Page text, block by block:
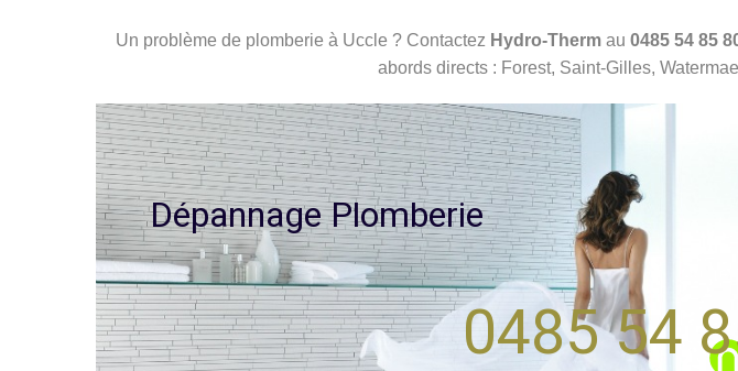
Un problème de plomberie à Uccle ? Contactez Hydro-Therm au 0485 54 85
abords directs : Forest, Saint-Gilles,
Dépannage Plomberie
0485 54